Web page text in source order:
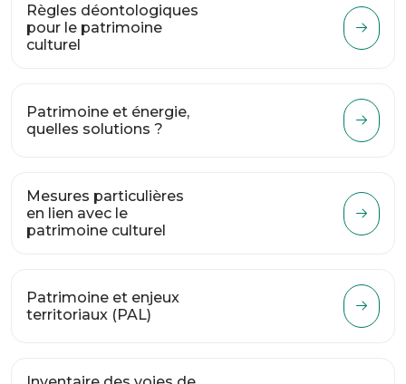
Règles déontologiques
pour le patrimoine
culturel
Patrimoine et énergie,
quelles solutions ?
Mesures particulières
en lien avec le
patrimoine culturel
Patrimoine et enjeux
territoriaux (PAL)